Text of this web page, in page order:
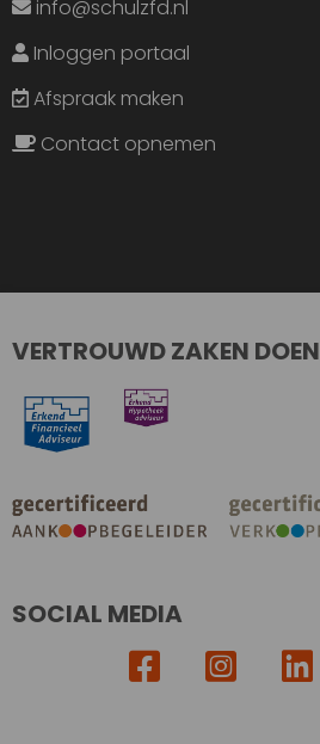
info@schulzfd.nl
Inloggen portaal
Afspraak maken
Contact opnemen
VERTROUWD ZAKEN DOEN
SOCIAL MEDIA